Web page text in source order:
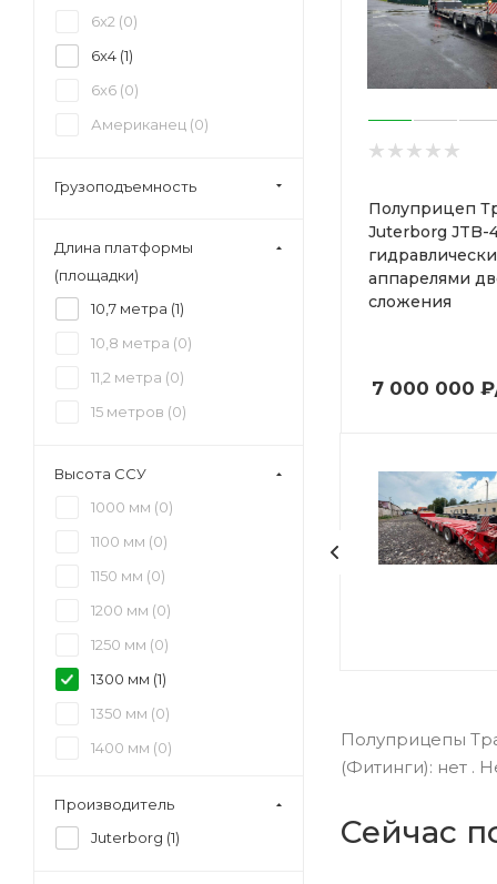
Полуприцеп
Juterborg JTB-
аппарелями
сложения
7 000 000 ₽
Полуприцепы
(Фитинги): нет .
Сейчас
6x2 (0)
6x4 (1)
6x6 (0)
Американец (0)
Грузоподъемность
Длина платформы
(площадки)
10,7 метра (1)
10,8 метра (0)
11,2 метра (0)
15 метров (0)
Высота ССУ
1000 мм (0)
1100 мм (0)
1150 мм (0)
1200 мм (0)
1250 мм (0)
1300 мм (1)
1350 мм (0)
1400 мм (0)
1500 мм (
0 )
Производитель
Juterborg (1)